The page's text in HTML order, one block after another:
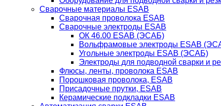
Сварочные материалы ESAB
Сварочная проволока ESAB
Сварочные электроды ESAB
ОК 46.00 ESAB (ЭСАБ)
Вольфрамовые электроды ESAB
Угольные электроды ESAB (ЭСАБ)
Электроды для подводной сварки и
Флюсы, ленты, проволока ESAB
Порошковая проволока, ESAB
Присадочные прутки, ESAB
Керамические подкладки ESAB